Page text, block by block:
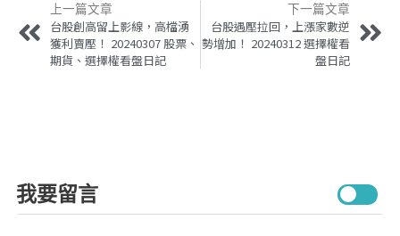
上一篇文章
台股創高留上影線，高檔湧
獲利賣壓！ 20240307 股票、
期貨、選擇權看盤日記
下一篇文章
台股遇壓拉回，上漲家數逆
勢增加！ 20240312 選擇權看
盤日記
我要留言